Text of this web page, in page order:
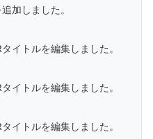
加しました。
イトルを編集しました。
イトルを編集しました。
イトルを編集しました。